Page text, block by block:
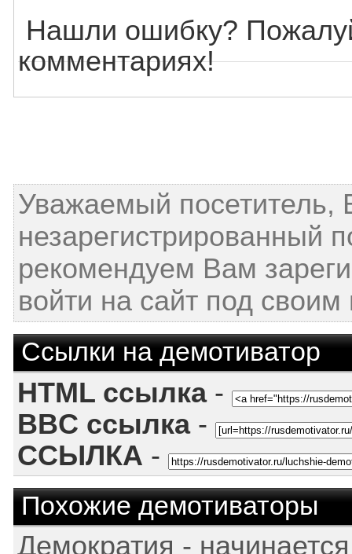
Нашли ошибку?
комментариях!
Уважаемый посетитель,
незарегистрированный
рекомендуем Вам
войти на сайт под
Ссылки на демотиватор
HTML ссылка-
BBC ссылка-
ССЫЛКА -
Похожие демотиваторы
Демократия -